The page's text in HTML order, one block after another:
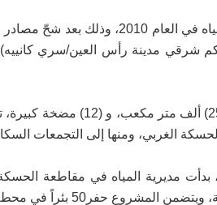
الغربي، ومنها إلى التجمعات
بدأت مديرية المياه في مقاطعة
لضخ المياه منها إلى مدينة الحسكة وريفها.